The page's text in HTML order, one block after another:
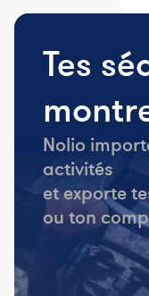
Tes
Nolio
activités
et exporte
ou ton